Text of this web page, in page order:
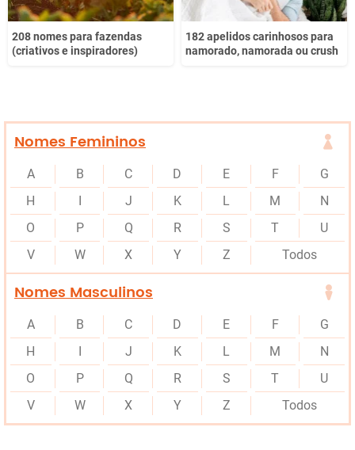
208 nomes para fazendas
(criativos e inspiradores)
182 apelidos carinhosos para
namorado, namorada ou crush
Nomes Femininos
A B C D E F
G
H
J K L M
N
O
P Q R S T
U
V
W X Y Z Todos
Nomes Masculinos
A B C D E F
G
H
J K L M
N
O
P Q R S T
U
V
W X Y Z Todos